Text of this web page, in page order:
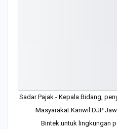
Sadar Pajak - Kepala Bidang,
Masyarakat Kanwil DJP
Bintek.untuk lingkungan